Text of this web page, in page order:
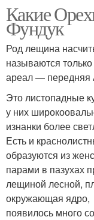
Бразильские
Какие
Фундук
Род лещина
называются
ареал — передняя
Это листопадные
у них
изнанки более
Есть и
образуются из
парами в пазухах
лещиной лесной,
окружающая ядро,
появилось много